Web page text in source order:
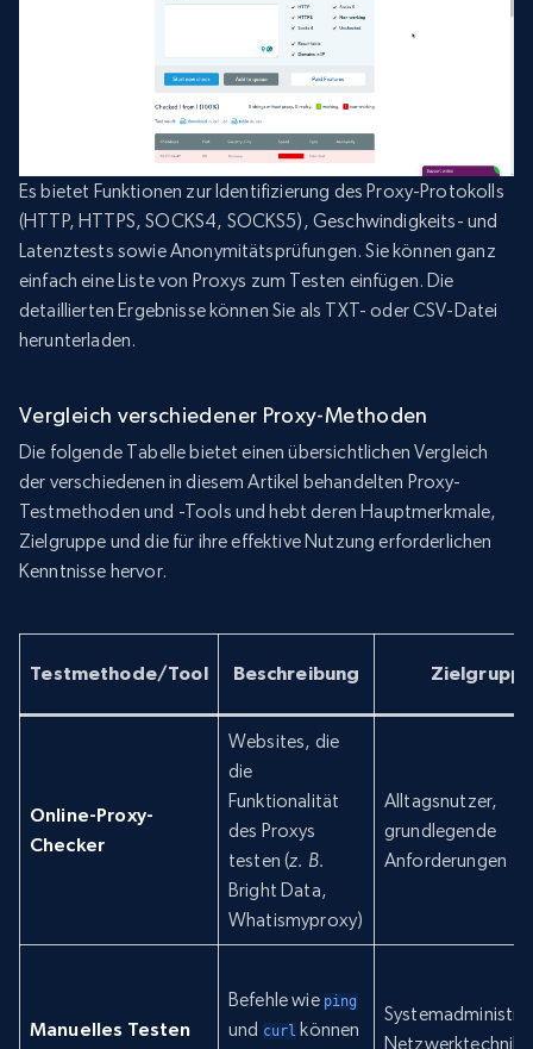
Es bietet Funktionen zur Identifizierung des Proxy-Protokolls
(HTTP, HTTPS, SOCKS4, SOCKS5), Geschwindigkeits- und
Latenztests sowie Anonymitätsprüfungen. Sie können ganz
einfach eine Liste von Proxys zum Testen einfügen. Die
detaillierten Ergebnisse können Sie als TXT- oder CSV-Datei
herunterladen.
Vergleich verschiedener Proxy-Methoden
Die folgende Tabelle bietet einen übersichtlichen Vergleich
der verschiedenen in diesem Artikel behandelten Proxy-
Testmethoden und -Tools und hebt deren Hauptmerkmale,
Zielgruppe und die für ihre effektive Nutzung erforderlichen
Kenntnisse hervor.
Testmethode/Tool Beschreibung
Online-Proxy-
Checker
Websites, die
die
Funktionalität
des Proxys
testen (z. B.
Bright Data,
Whatismyproxy)
Alltagsnutzer,
grundlegende
Anforderungen
Manuelles Testen
Befehle wie ping
und curl können